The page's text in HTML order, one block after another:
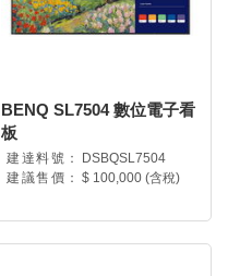
BENQ SL7504 數位電子看
板
建達料號：
DSBQSL7504
建議售價： $ 100,000 (含稅)